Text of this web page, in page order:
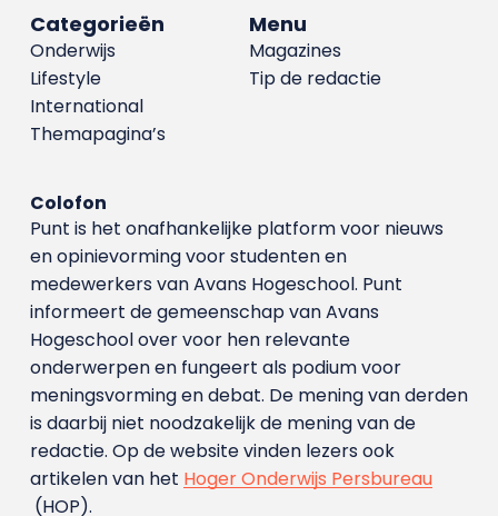
Menu
Magazines
Tip de redactie
Categorieën
Onderwijs
Lifestyle
International
Themapagina’s
Colofon
Punt is het onafhankelijke platform voor nieuws
en opinievorming voor studenten en
medewerkers van Avans Hoge­school. Punt
informeert de gemeenschap van Avans
Hogeschool over voor hen relevante
onderwerpen en fungeert als podium voor
meningsvorming en debat. De mening van derden
is daarbij niet noodzakelijk de mening van de
redactie. Op de website vinden lezers ook
artikelen van het Hoger Onderwijs Persbureau
(HOP).